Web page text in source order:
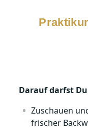
Darauf darfst
Zuschauen
frischer